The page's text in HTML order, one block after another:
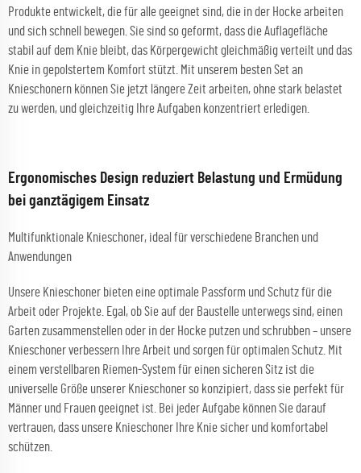
Produkte entwickelt, die für alle geeignet sind, die in der Hocke arbeiten
und sich schnell bewegen. Sie sind so geformt, dass die Auflagefläche
stabil auf dem Knie bleibt, das Körpergewicht gleichmäßig verteilt und das
Knie in gepolstertem Komfort stützt. Mit unserem besten Set an
Knieschonern können Sie jetzt längere Zeit arbeiten, ohne stark belastet
zu werden, und gleichzeitig Ihre Aufgaben konzentriert erledigen.
Ergonomisches Design reduziert Belastung und Ermüdung
bei ganztägigem Einsatz
Multifunktionale Knieschoner, ideal für verschiedene Branchen und
Anwendungen
Unsere Knieschoner bieten eine optimale Passform und Schutz für die
Arbeit oder Projekte. Egal, ob Sie auf der Baustelle unterwegs sind, einen
Garten zusammenstellen oder in der Hocke putzen und schrubben – unsere
Knieschoner verbessern Ihre Arbeit und sorgen für optimalen Schutz. Mit
einem verstellbaren Riemen-System für einen sicheren Sitz ist die
universelle Größe unserer Knieschoner so konzipiert, dass sie perfekt für
Männer und Frauen geeignet ist. Bei jeder Aufgabe können Sie darauf
vertrauen, dass unsere Knieschoner Ihre Knie sicher und komfortabel
schützen.